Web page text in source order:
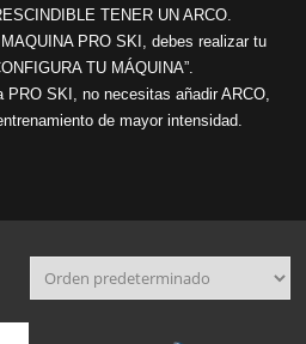
TENER UN ARCO.
PRO SKI, debes realizar tu
TU MÁQUINA”.
PRO SKI, no necesitas añadir ARCO,
de mayor intensidad.